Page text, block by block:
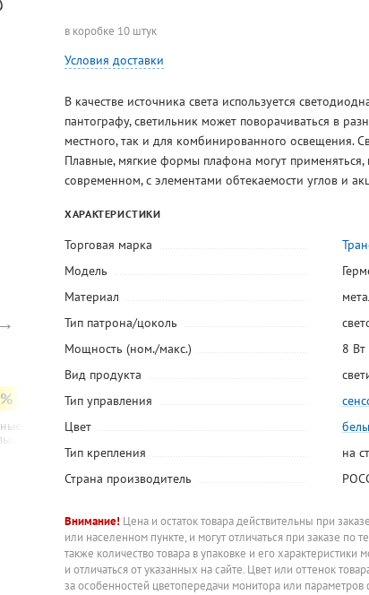
→
Калькулятор
Uniel, UD-444,
203мм*158мм*3
питание
563,20
При заказе от 5 штук
импульсный,
2 450
Цена за штуку
АОН есть,
дисплей есть,
спикерфон есть,
доп.трубка
8 250
Цена за штуку
в коробке 10 штук
Условия доставки
В качестве источника света используется
пантографу, светильник может поворачиваться в
местного, так и для комбинированного освещения.
Плавные, мягкие формы плафона могут применяться,
современном, с элементами обтекаемости углов и
ХАРАКТЕРИСТИКИ
Торговая марка
Модель
Материал
Тип патрона/цоколь
Мощность (ном./макс.)
8 Вт
Вид продукта
Тип управления
Цвет
Тип крепления
на
Страна производитель
Внимание! Цена и остаток товара действительны при
или населенном пункте, и могут отличаться при заказе по
также количество товара в упаковке и его
и отличаться от указанных на сайте. Цвет или оттенок
за особенностей цветопередачи монитора или параметров